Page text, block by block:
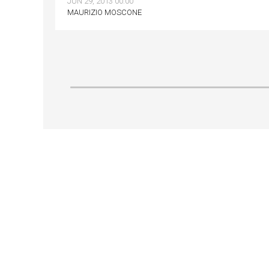
MAURIZIO MOSCONE